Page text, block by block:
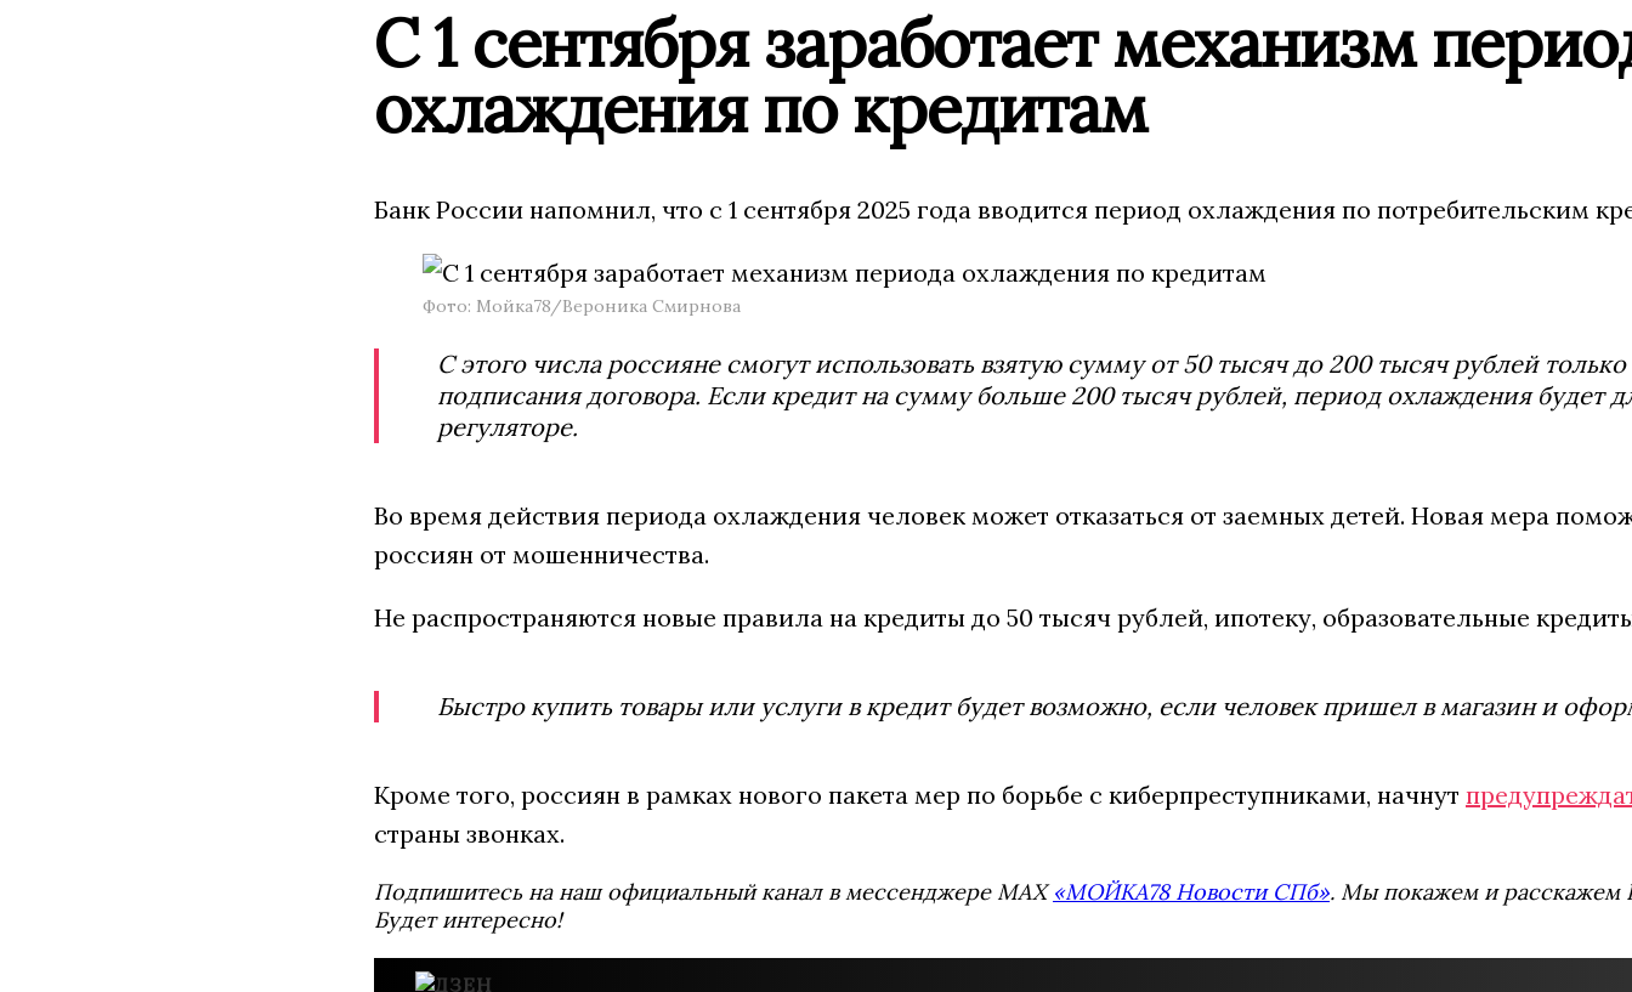
С 1 сентября заработает механизм
охлаждения по кредитам
Банк России напомнил, что с 1 сентября 2025 года вводится период охлаждения по потребительским
Фото: Мойка78/Вероника Смирнова
С этого числа россияне смогут использовать взятую сумму от 50 тысяч до 200 тысяч рублей
подписания договора. Если кредит на сумму больше 200 тысяч рублей, период охлаждения будет
регуляторе.
Во время действия периода охлаждения человек может отказаться от заемных детей. Новая мера
россиян от мошенничества.
Не распространяются новые правила на кредиты до 50 тысяч рублей, ипотеку, образовательные
Быстро купить товары или услуги в кредит будет возможно, если человек пришел в магазин и
Кроме того, россиян в рамках нового пакета мер по борьбе с киберпреступниками, начнут
страны звонках.
Подпишитесь на наш официальный канал в мессенджере MAX«МОЙКА78 Новости СПб». Мы покажем и расскажем
Будет интересно!